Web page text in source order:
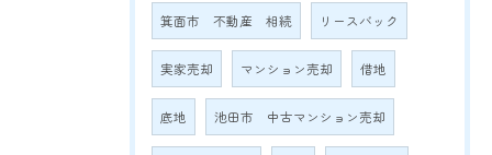
箕面市 不動産 相続 リースバック
実家売却 マンション売却 借地
底地 池田市 中古マンション売却